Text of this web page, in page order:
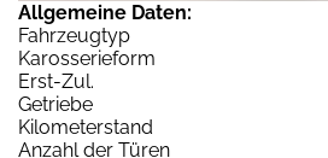
Allgemeine Daten:
Fahrzeugtyp
Karosserieform
Erst-Zul.
Getriebe
Kilometerstand
Anzahl der Türen